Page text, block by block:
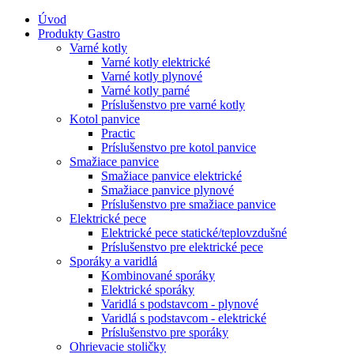
Úvod
Produkty Gastro
Varné kotly
Varné kotly elektrické
Varné kotly plynové
Varné kotly parné
Príslušenstvo pre varné kotly
Kotol panvice
Practic
Príslušenstvo pre kotol panvice
Smažiace panvice
Smažiace panvice elektrické
Smažiace panvice plynové
Príslušenstvo pre smažiace panvice
Elektrické pece
Elektrické pece statické/teplovzdušné
Príslušenstvo pre elektrické pece
Sporáky a varidlá
Kombinované sporáky
Elektrické sporáky
Varidlá s podstavcom - plynové
Varidlá s podstavcom - elektrické
Príslušenstvo pre sporáky
Ohrievacie stoličky